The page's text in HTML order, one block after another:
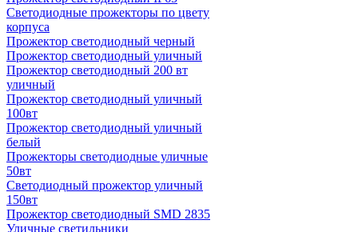
Светодиодные прожекторы по цвету
корпуса
Прожектор светодиодный черный
Прожектор светодиодный уличный
Прожектор светодиодный 200 вт
уличный
Прожектор светодиодный уличный
100вт
Прожектор светодиодный уличный
белый
Прожекторы светодиодные уличные
50вт
Светодиодный прожектор уличный
150вт
Прожектор светодиодный SMD 2835
Уличные светильники